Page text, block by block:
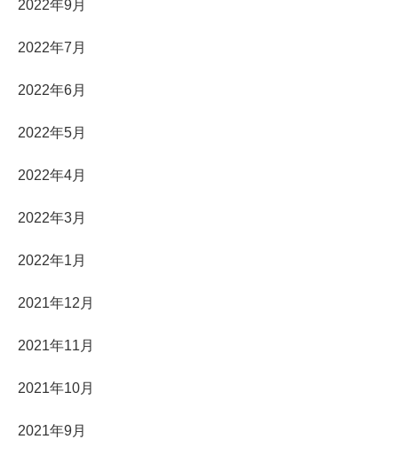
2022年9月
2022年7月
2022年6月
2022年5月
2022年4月
2022年3月
2022年1月
2021年12月
2021年11月
2021年10月
2021年9月